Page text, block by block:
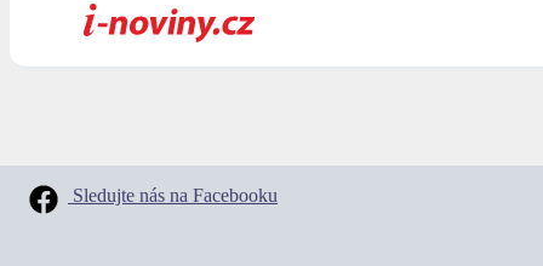
Sledujte nás na Facebooku